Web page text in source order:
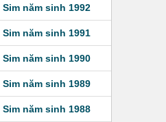
Sim năm sinh 1992
Sim năm sinh 1991
Sim năm sinh 1990
Sim năm sinh 1989
Sim năm sinh 1988